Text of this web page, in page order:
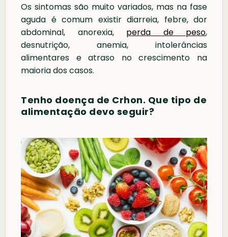
Os sintomas são muito variados, mas na fase
aguda é comum existir diarreia, febre, dor
abdominal, anorexia, perda de peso,
desnutrição, anemia, intolerâncias
alimentares e atraso no crescimento na
maioria dos casos.
Tenho doença de Crhon. Que tipo de
alimentação devo seguir?